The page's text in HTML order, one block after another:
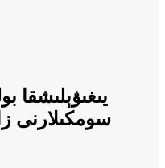
يىغىۋېلىشقا
سومكىلارنى